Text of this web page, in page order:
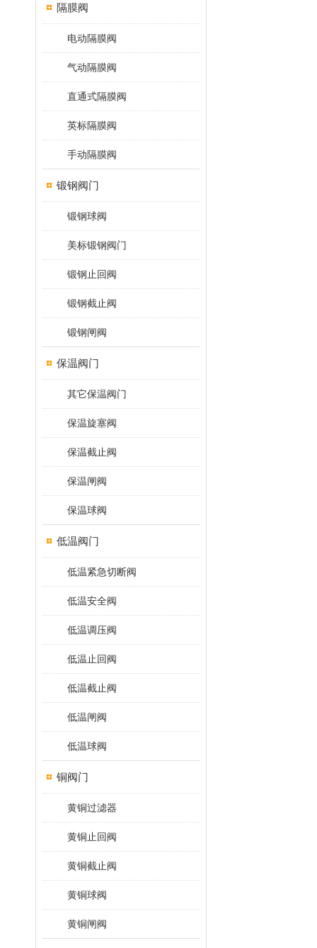
隔膜阀
电动隔膜阀
气动隔膜阀
直通式隔膜阀
英标隔膜阀
手动隔膜阀
锻钢阀门
锻钢球阀
美标锻钢阀门
锻钢止回阀
锻钢截止阀
锻钢闸阀
保温阀门
其它保温阀门
保温旋塞阀
保温截止阀
保温闸阀
保温球阀
低温阀门
低温紧急切断阀
低温安全阀
低温调压阀
低温止回阀
低温截止阀
低温闸阀
低温球阀
铜阀门
黄铜过滤器
黄铜止回阀
黄铜截止阀
黄铜球阀
黄铜闸阀